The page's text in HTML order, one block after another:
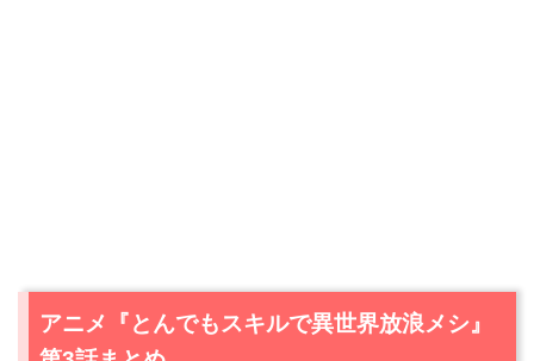
アニメ『とんでもスキルで異世界放浪メシ』